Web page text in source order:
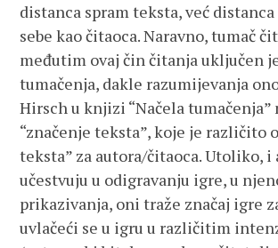
distanca spram teksta, već
sebe kao čitaoca. Naravno, tumač
međutim ovaj čin čitanja uključen
tumačenja, dakle razumijevanja
Hirsch u knjizi “Načela tumačenja”
“značenje teksta”, koje je različito
teksta” za autora/čitaoca. Utoliko,
učestvuju u odigravanju igre, u
prikazivanja, oni traže značaj igre
uvlačeći se u igru u različitim